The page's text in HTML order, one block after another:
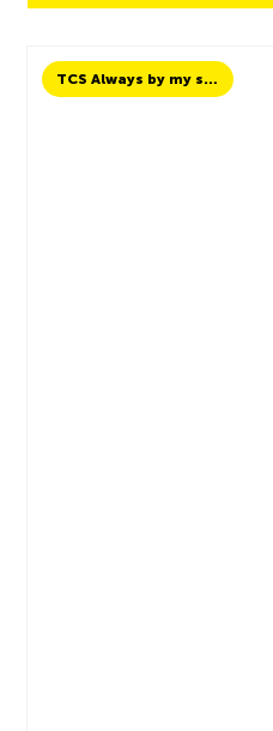
TCS Always by my side